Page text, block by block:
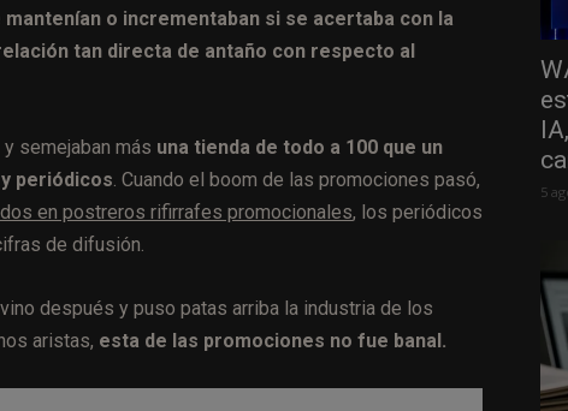
o incrementaban si se acertaba con la
tan directa de antaño con respecto al
semejaban más una tienda de todo a 100 que un
periódicos. Cuando el boom de las promociones pasó,
en postreros rifirrafes promocionales, los periódicos
de difusión.
después y puso patas arriba la industria de los
aristas, esta de las promociones no fue banal.
5